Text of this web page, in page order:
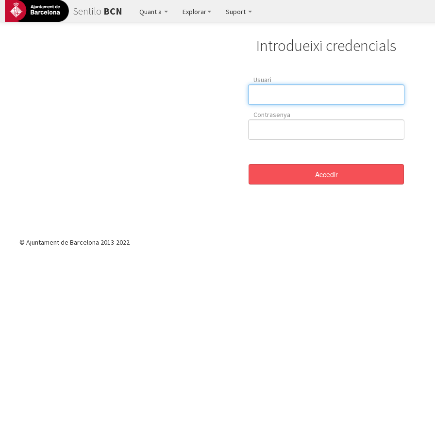
Sentilo BCN Quant a Explorar Suport
Introdueixi credencials
Usuari
Contrasenya
Accedir
© Ajuntament de Barcelona 2013-2022